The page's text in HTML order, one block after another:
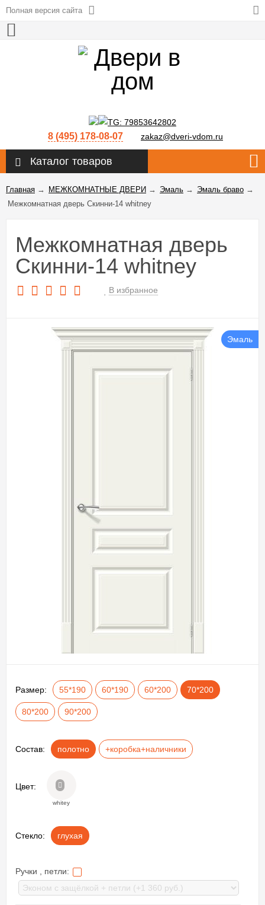
Полная версия сайта
8 (495) 178-08-07 zakaz@dveri-vdom.ru
Каталог товаров
Главная → МЕЖКОМНАТНЫЕ ДВЕРИ → Эмаль → Эмаль браво →
Межкомнатная дверь Скинни-14 whitney
Межкомнатная дверь
Скинни-14 whitney
В избранное
Эмаль
Размер: 55*190 60*190 60*200 70*200
80*200 90*200
Состав: полотно +коробка+наличники
Цвет:
whitey
Стекло: глухая
Ручки , петли: